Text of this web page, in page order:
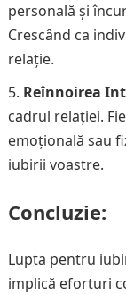
personală și
Crescând ca
relație.
Reînnoirea
cadrul relației.
emoțională sau
iubirii voastre.
Concluzie:
Lupta pentru
implică eforturi